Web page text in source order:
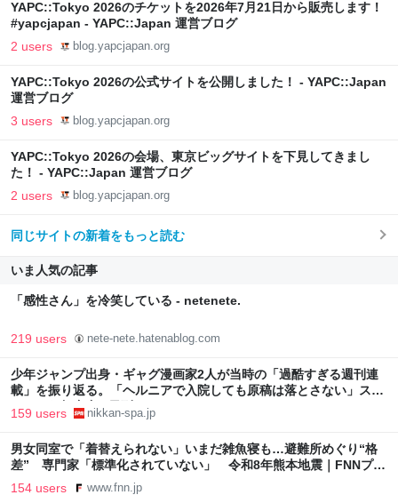
YAPC::Tokyo 2026のチケットを2026年7月21日から販売します！
#yapcjapan - YAPC::Japan 運営ブログ
2 users blog.yapcjapan.org
YAPC::Tokyo 2026の公式サイトを公開しました！ - YAPC::Japan
運営ブログ
3 users blog.yapcjapan.org
YAPC::Tokyo 2026の会場、東京ビッグサイトを下見してきまし
た！ - YAPC::Japan 運営ブログ
2 users blog.yapcjapan.org
同じサイトの新着をもっと読む
いま人気の記事
「感性さん」を冷笑している - netenete.
219 users nete-nete.hatenablog.com
少年ジャンプ出身・ギャグ漫画家2人が当時の「過酷すぎる週刊連
載」を振り返る。「ヘルニアで入院しても原稿は落とさない」スト
イックな舞台裏 | 日刊SPA!
159 users nikkan-spa.jp
男女同室で「着替えられない」いまだ雑魚寝も…避難所めぐり“格
差” 専門家「標準化されていない」 令和8年熊本地震｜FNNプラ
イムオンライン
154 users www.fnn.jp